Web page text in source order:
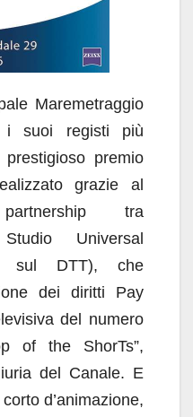
Maremetraggio
suoi registi più
premio
grazie al
tra
Universal
sul DTT), che
dei diritti Pay
del numero
of the ShorTs”,
del Canale. E
d’animazione,